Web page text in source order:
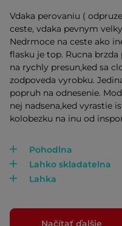
Vdaka perovaniu (
ceste, vdaka pevnym
Nedrmoce na ceste ako
flasku je top. Rucna
na rychly presun,ked sa
zodpoveda vyrobku.
popruh na odnesenie.
nej nadsena,ked vyrastie
kolobezku na inu od
Pohodlna
Lahko skladatelna
Lahka
Načítať ďalšie